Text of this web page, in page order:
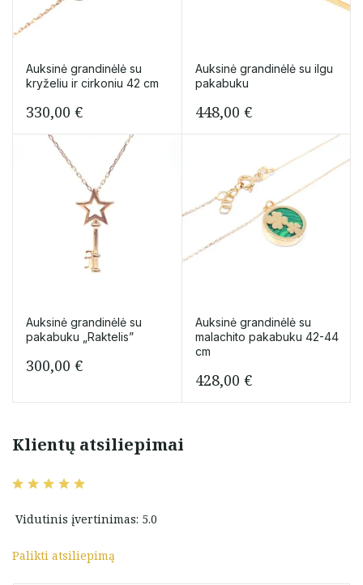
Auksinė grandinėlė su
kryželiu ir cirkoniu 42 cm
330,00 €
Auksinė grandinėlė su ilgu
pakabuku
448,00 €
Auksinė grandinėlė su
pakabuku „Raktelis”
300,00 €
Auksinė grandinėlė su
malachito pakabuku 42-44
cm
428,00 €
Klientų atsiliepimai
Vidutinis įvertinimas: 5.0
Palikti atsiliepimą